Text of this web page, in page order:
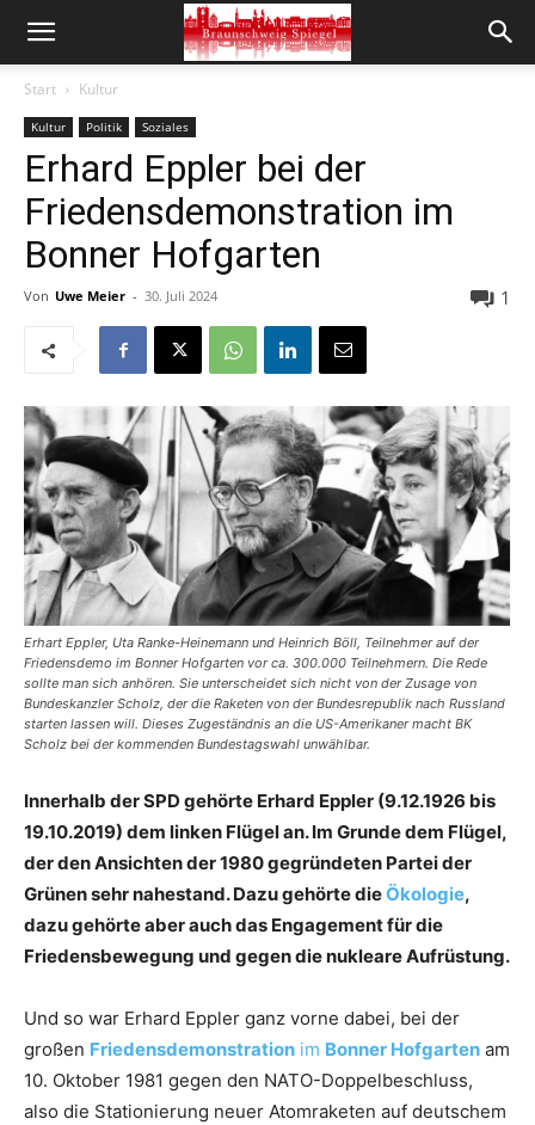
Start Kultur
Kultur Politik Soziales
Erhard Eppler bei der
Friedensdemonstration im
Bonner Hofgarten
Von Uwe Meier - 30. Juli 2024 1
Erhart Eppler, Uta Ranke-Heinemann und Heinrich Böll, Teilnehmer auf der
Friedensdemo im Bonner Hofgarten vor ca. 300.000 Teilnehmern. Die Rede
sollte man sich anhören. Sie unterscheidet sich nicht von der Zusage von
Bundeskanzler Scholz, der die Raketen von der Bundesrepublik nach Russland
starten lassen will. Dieses Zugeständnis an die US-Amerikaner macht BK
Scholz bei der kommenden Bundestagswahl unwählbar.
Innerhalb der SPD gehörte Erhard Eppler (9.12.1926 bis
19.10.2019) dem linken Flügel an. Im Grunde dem Flügel,
der den Ansichten der 1980 gegründeten Partei der
Grünen sehr nahestand. Dazu gehörte dieÖkologie,
dazu gehörte aber auch das Engagement für die
Friedensbewegung und gegen die nukleare Aufrüstung.
Und so war Erhard Eppler ganz vorne dabei, bei der
großen Friedensdemonstration im Bonner Hofgarten am
10. Oktober 1981 gegen den NATO-Doppelbeschluss,
also die Stationierung neuer Atomraketen auf deutschem